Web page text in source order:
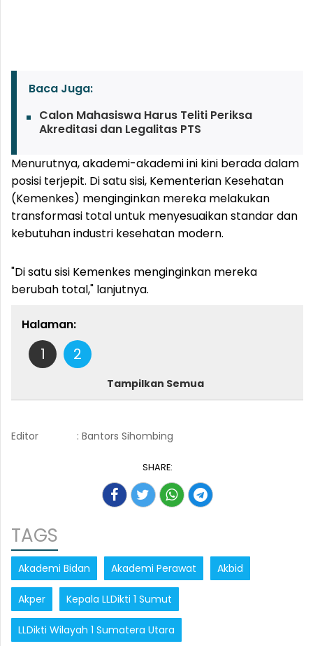
Baca Juga:
Calon Mahasiswa Harus Teliti Periksa
Akreditasi dan Legalitas PTS
Menurutnya, akademi-akademi ini kini berada dalam
posisi terjepit. Di satu sisi, Kementerian Kesehatan
(Kemenkes) menginginkan mereka melakukan
transformasi total untuk menyesuaikan standar dan
kebutuhan industri kesehatan modern.
"Di satu sisi Kemenkes menginginkan mereka
berubah total," lanjutnya.
Halaman:
1 2
Tampilkan Semua
Editor : Bantors Sihombing
SHARE:
TAGS
Akademi Bidan Akademi Perawat Akbid
Akper Kepala LLDikti 1 Sumut
LLDikti Wilayah 1 Sumatera Utara